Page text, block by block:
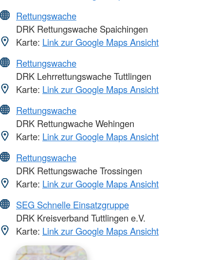
Rettungswache
DRK Rettungswache Spaichingen
Karte: Link zur Google Maps Ansicht
Rettungswache
DRK Lehrrettungswache Tuttlingen
Karte: Link zur Google Maps Ansicht
Rettungswache
DRK Rettungwache Wehingen
Karte: Link zur Google Maps Ansicht
Rettungswache
DRK Rettungswache Trossingen
Karte: Link zur Google Maps Ansicht
SEG Schnelle Einsatzgruppe
DRK Kreisverband Tuttlingen e.V.
Karte: Link zur Google Maps Ansicht